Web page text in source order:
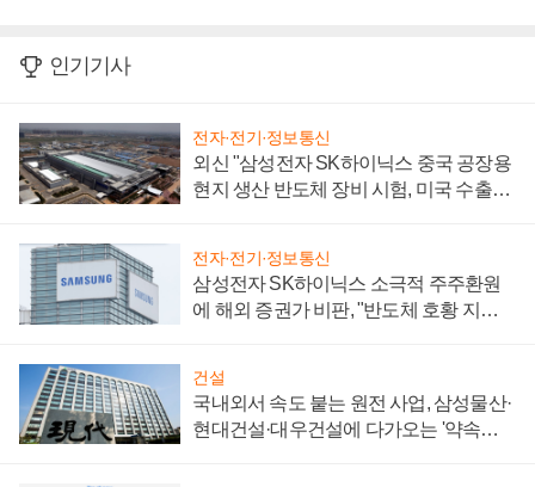
인기기사
전자·전기·정보통신
외신 "삼성전자 SK하이닉스 중국 공장용
현지 생산 반도체 장비 시험, 미국 수출통
전자·전기·정보통신
삼성전자 SK하이닉스 소극적 주주환원
에 해외 증권가 비판, "반도체 호황 지속
건설
국내외서 속도 붙는 원전 사업, 삼성물산·
현대건설·대우건설에 다가오는 '약속의